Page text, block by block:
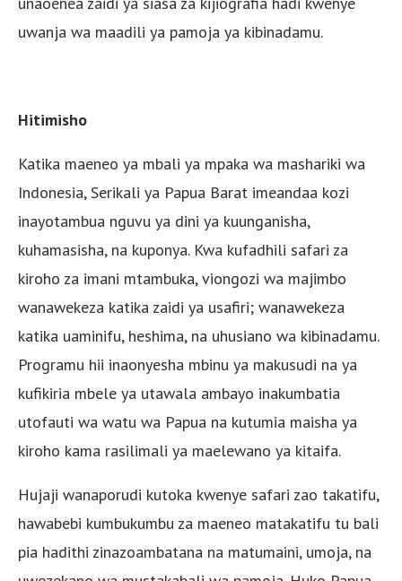
uwanja wa maadili ya pamoja ya kibinadamu.
Hitimisho
Katika maeneo ya mbali ya mpaka wa mashariki wa
Indonesia, Serikali ya Papua Barat imeandaa kozi
inayotambua nguvu ya dini ya kuunganisha,
kuhamasisha, na kuponya. Kwa kufadhili safari za
kiroho za imani mtambuka, viongozi wa majimbo
wanawekeza katika zaidi ya usafiri; wanawekeza
katika uaminifu, heshima, na uhusiano wa kibinadamu.
Programu hii inaonyesha mbinu ya makusudi na ya
kufikiria mbele ya utawala ambayo inakumbatia
utofauti wa watu wa Papua na kutumia maisha ya
kiroho kama rasilimali ya maelewano ya kitaifa.
Hujaji wanaporudi kutoka kwenye safari zao takatifu,
hawabebi kumbukumbu za maeneo matakatifu tu bali
pia hadithi zinazoambatana na matumaini, umoja, na